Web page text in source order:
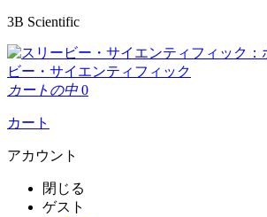
3B Scientific
ビー・サイエンティフィック
カートの中 0
カート
アカウント
閉じる
ゲスト